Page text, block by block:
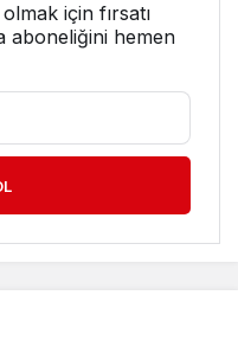
için fırsatı
aboneliğini hemen